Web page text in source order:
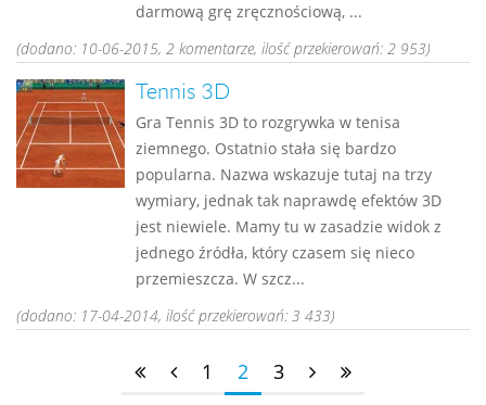
darmową grę zręcznościową, ...
(dodano: 10-06-2015, 2 komentarze, ilość przekierowań: 2 953)
Tennis 3D
Gra Tennis 3D to rozgrywka w tenisa
ziemnego. Ostatnio stała się bardzo
popularna. Nazwa wskazuje tutaj na trzy
wymiary, jednak tak naprawdę efektów 3D
jest niewiele. Mamy tu w zasadzie widok z
jednego źródła, który czasem się nieco
przemieszcza. W szcz...
(dodano: 17-04-2014, ilość przekierowań: 3 433)
1 2 3